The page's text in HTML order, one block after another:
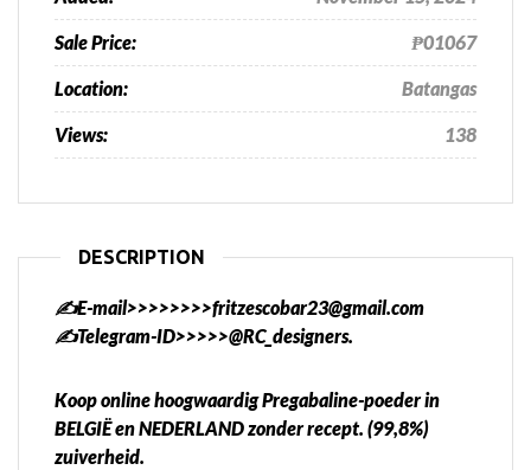
Sale Price: ₱01067
Location: Batangas
Views: 138
DESCRIPTION
✍️E-mail>>>>>>>>fritzescobar23@gmail.com
✍️Telegram-ID>>>>>@RC_designers.
Koop online hoogwaardig Pregabaline-poeder in
BELGIË en NEDERLAND zonder recept. (99,8%)
zuiverheid.